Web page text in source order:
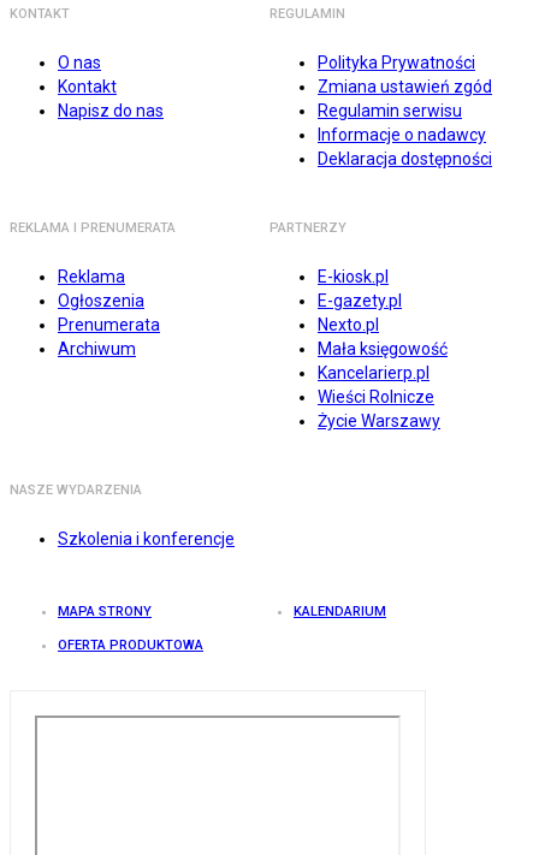
KONTAKT
O nas
Kontakt
Napisz do nas
REGULAMIN
Polityka Prywatności
Zmiana ustawień zgód
Regulamin serwisu
Informacje o nadawcy
Deklaracja dostępności
REKLAMA I PRENUMERATA
Reklama
Ogłoszenia
Prenumerata
Archiwum
PARTNERZY
E-kiosk.pl
E-gazety.pl
Nexto.pl
Mała księgowość
Kancelarierp.pl
Wieści Rolnicze
Życie Warszawy
NASZE WYDARZENIA
Szkolenia i konferencje
MAPA STRONY KALENDARIUM
OFERTA PRODUKTOWA